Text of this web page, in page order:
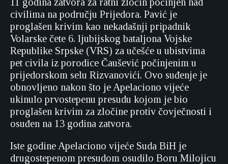
civilima na području Prijedora. Pavić je
proglašen krivim kao nekadašnji pripadnik
Volarske čete 6. ljubijskog bataljona Vojske
Republike Srpske (VRS) za učešće u ubistvima
pet civila iz porodice Čaušević počinjenim u
prijedorskom selu Rizvanovići. Ovo suđenje je
obnovljeno nakon što je Apelaciono vijeće
ukinulo prvostepenu presudu kojom je bio
proglašen krivim za zločine protiv čovječnosti i
osuđen na 13 godina zatvora.
Iste godine Apelaciono vijeće Suda BiH je
drugostepenom presudom osudilo Boru Milojicu